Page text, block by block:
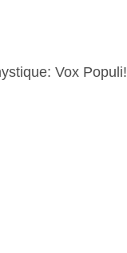
Vox Populi!